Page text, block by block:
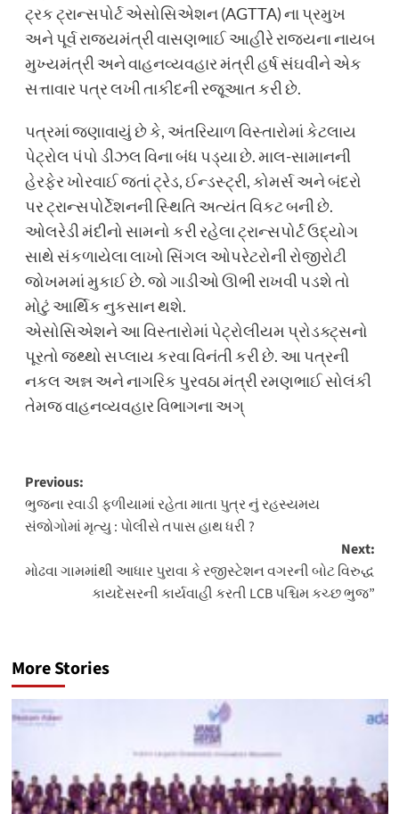
ટ્રક ટ્રાન્સપોર્ટ એસોસિએશન (AGTTA) ના પ્રમુખ
અને પૂર્વ રાજ્યમંત્રી વાસણભાઈ આહીરે રાજ્યના નાયબ
મુખ્યમંત્રી અને વાહનવ્યવહાર મંત્રી હર્ષ સંઘવીને એક
સત્તાવાર પત્ર લખી તાકીદની રજૂઆત કરી છે.
​પત્રમાં જણાવાયું છે કે, અંતરિયાળ વિસ્તારોમાં કેટલાય
પેટ્રોલ પંપો ડીઝલ વિના બંધ પડ્યા છે. માલ-સામાનની
હેરફેર ખોરવાઈ જતાં ટ્રેડ, ઈન્ડસ્ટ્રી, કોમર્સ અને બંદરો
પર ટ્રાન્સપોર્ટેશનની સ્થિતિ અત્યંત વિકટ બની છે.
ઓલરેડી મંદીનો સામનો કરી રહેલા ટ્રાન્સપોર્ટ ઉદ્યોગ
સાથે સંકળાયેલા લાખો સિંગલ ઓપરેટરોની રોજીરોટી
જોખમમાં મુકાઈ છે. જો ગાડીઓ ઊભી રાખવી પડશે તો
મોટું આર્થિક નુકસાન થશે.
​એસોસિએશને આ વિસ્તારોમાં પેટ્રોલીયમ પ્રોડક્ટ્સનો
પૂરતો જથ્થો સપ્લાય કરવા વિનંતી કરી છે. આ પત્રની
નકલ અન્ન અને નાગરિક પુરવઠા મંત્રી રમણભાઈ સોલંકી
તેમજ વાહનવ્યવહાર વિભાગના અગ્
Post
navigation
Previous:
ભુજના રવાડી ફળીયામાં રહેતા માતા પુત્ર નું રહસ્યમય
સંજોગોમાં મૃત્યુ : પોલીસે તપાસ હાથ ધરી ?
Next:
મોઢવા ગામમાંથી આધાર પુરાવા કે રજીસ્ટેશન વગરની બોટ વિરુદ્ધ
કાયદેસરની કાર્યવાહી કરતી LCB પશ્ચિમ કચ્છ ભુજ”
More Stories